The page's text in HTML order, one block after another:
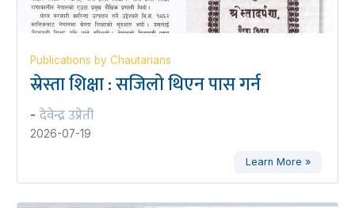
Publications by Chautarians
स्रेस्ता शिक्षा : सजिलो थिएन पास गर्न
- देवेन्द्र उप्रेती
2026-07-19
Learn More »